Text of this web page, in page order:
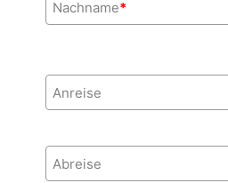
Nachname*
Anreise
Abreise